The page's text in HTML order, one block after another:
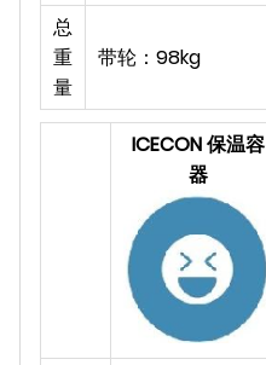
总
重
量
带轮：98kg
ICECON 保温容
器